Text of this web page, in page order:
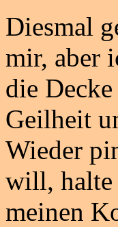
Diesmal
mir, aber
die
Geilheit
Wieder
will, halte
meinen